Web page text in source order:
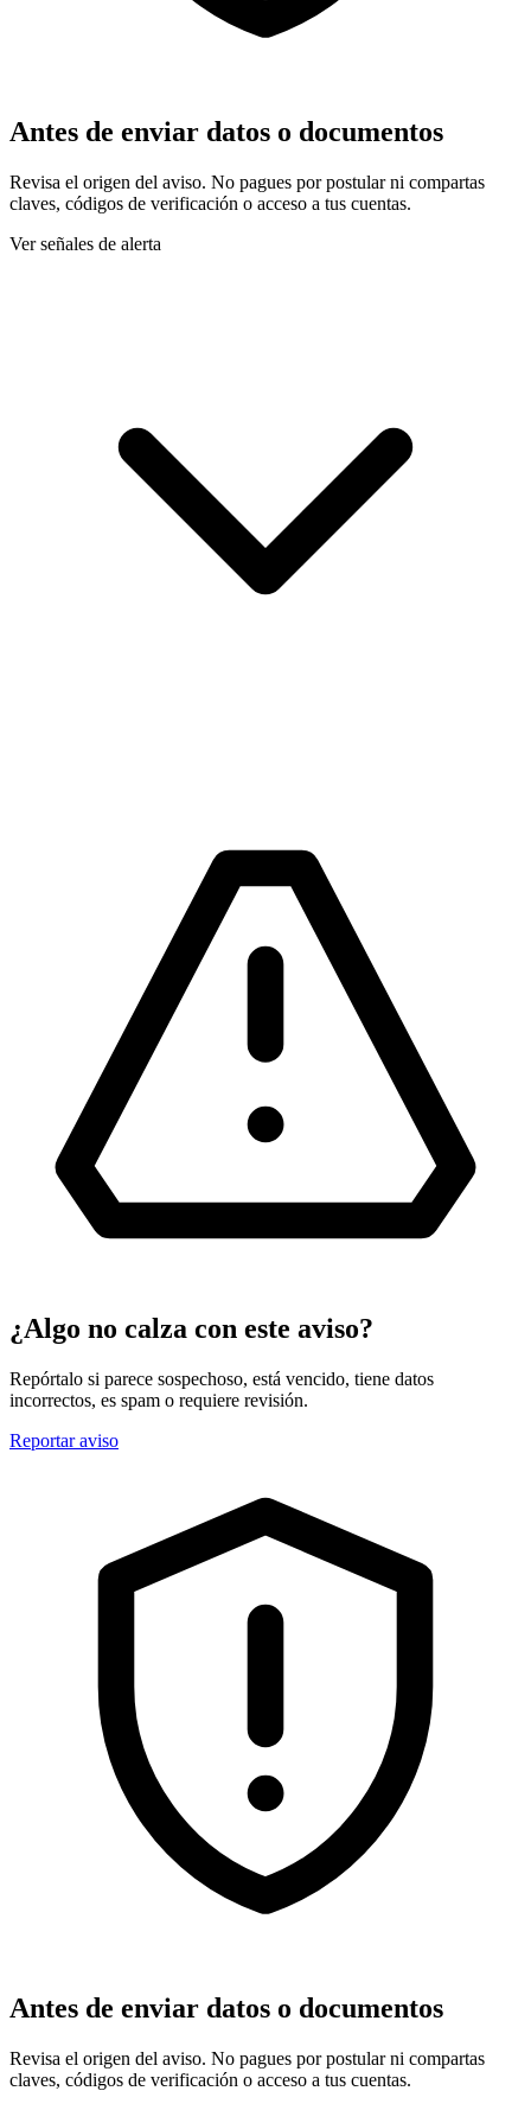
Antes de enviar datos o documentos
Revisa el origen del aviso. No pagues por postular ni compartas
claves, códigos de verificación o acceso a tus cuentas.
Ver señales de alerta
¿Algo no calza con este aviso?
Repórtalo si parece sospechoso, está vencido, tiene datos
incorrectos, es spam o requiere revisión.
Reportar aviso
Antes de enviar datos o documentos
Revisa el origen del aviso. No pagues por postular ni compartas
claves, códigos de verificación o acceso a tus cuentas.